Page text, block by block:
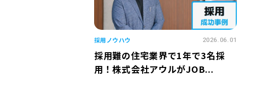
採用ノウハウ 2026.06.01
採用難の住宅業界で1年で3名採
用！株式会社アウルがJOB...